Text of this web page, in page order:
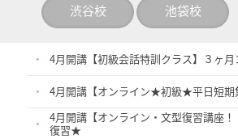
渋谷校 池袋校
・ 4月開講【初級会話特訓クラス】３ヶ月
・ 4月開講【オンライン★初級★平日短期
・
4月開講【オンライン・文型復習講座
復習★